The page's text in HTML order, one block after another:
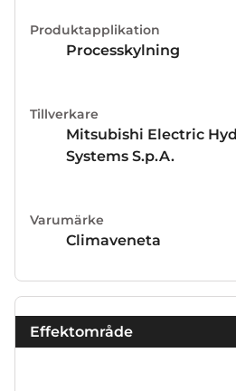
Produktapplikation
Processkylning
Tillverkare
Mitsubishi Electric
Systems S.p.A.
Varumärke
Climaveneta
Effektområde